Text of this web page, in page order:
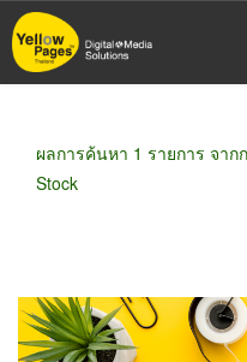
ข้าม
ไป
ผลการค้นหา 1 รายการ จา
Stock
ขายส่ง ขายปลีก